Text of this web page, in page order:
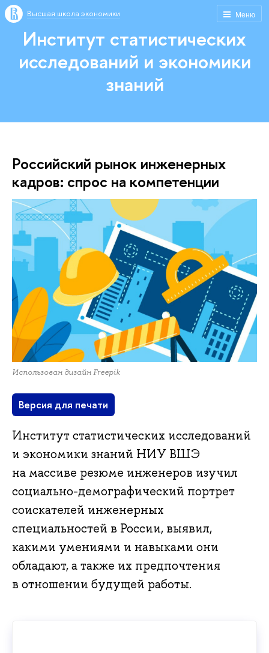
Меню
Высшая школа экономики
Институт статистических
исследований и экономики
знаний
Российский рынок инженерных
кадров: спрос на компетенции
Использован дизайн Freepik
Версия для печати
Институт статистических исследований
и экономики знаний НИУ ВШЭ
на массиве резюме инженеров изучил
социально-демографический портрет
соискателей инженерных
специальностей в России, выявил,
какими умениями и навыками они
обладают, а также их предпочтения
в отношении будущей работы.